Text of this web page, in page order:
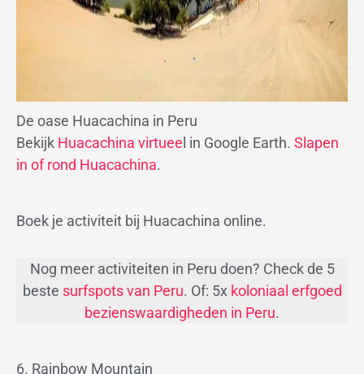
De oase Huacachina in Peru
Bekijk Huacachina virtueel in Google Earth. Slapen
in of rond Huacachina.
Boek je activiteit bij Huacachina online.
Nog meer activiteiten in Peru doen? Check de 5
beste surfspots van Peru. Of: 5x koloniaal erfgoed
bezienswaardigheden in Peru.
6. Rainbow Mountain